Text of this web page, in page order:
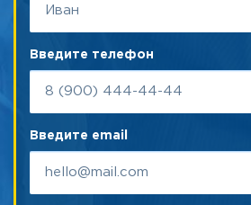
Введите телефон
Введите email